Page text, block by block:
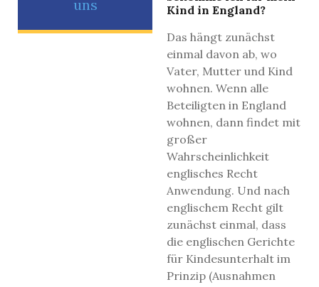
uns
Kind in England?
Das hängt zunächst
einmal davon ab, wo
Vater, Mutter und Kind
wohnen. Wenn alle
Beteiligten in England
wohnen, dann findet mit
großer
Wahrscheinlichkeit
englisches Recht
Anwendung. Und nach
englischem Recht gilt
zunächst einmal, dass
die englischen Gerichte
für Kindesunterhalt im
Prinzip (Ausnahmen